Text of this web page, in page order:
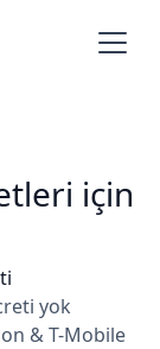
için
yok
& T-Mobile